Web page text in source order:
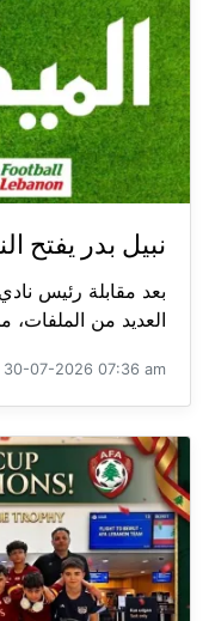
نبيل بدر يفتح
بعد مقابلة رئيس نادي
العديد من الملفات،
30-07-2026 07:36 am